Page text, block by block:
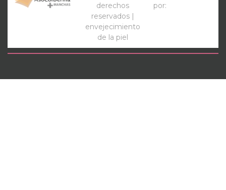
derechos
reservados |
envejecimiento
de la piel
por: